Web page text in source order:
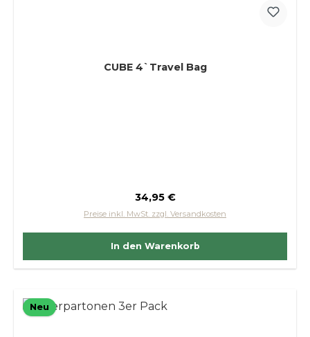
CUBE 4`Travel Bag
Regulärer Preis:
34,95 €
Preise inkl. MwSt. zzgl. Versandkosten
In den Warenkorb
Neu